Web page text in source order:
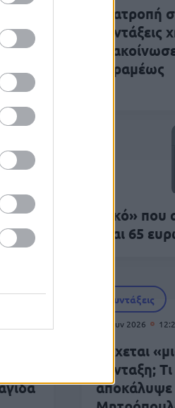
Ανατροπή
συντάξεις
Κεραμέως
Το «μυστικό» που
συντάξεις έως και 65
Συντάξεις
25 Ιουν 2026
Έρχεται
σύνταξη; Τι
αποκάλυψε